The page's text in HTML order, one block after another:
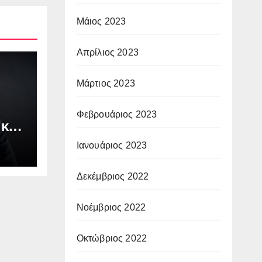
Μάιος 2023
Απρίλιος 2023
Μάρτιος 2023
Φεβρουάριος 2023
Ιανουάριος 2023
Δεκέμβριος 2022
Νοέμβριος 2022
Οκτώβριος 2022